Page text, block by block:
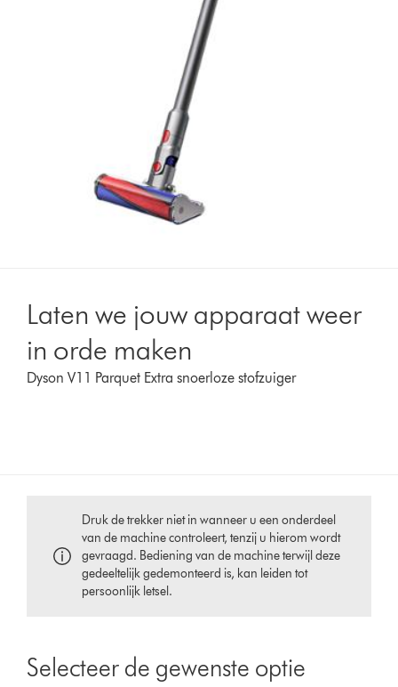
Laten we jouw apparaat weer
in orde maken
Dyson V11 Parquet Extra snoerloze stofzuiger
Druk de trekker niet in wanneer u een onderdeel
van de machine controleert, tenzij u hierom wordt
gevraagd. Bediening van de machine terwijl deze
gedeeltelijk gedemonteerd is, kan leiden tot
persoonlijk letsel.
Selecteer de gewenste optie